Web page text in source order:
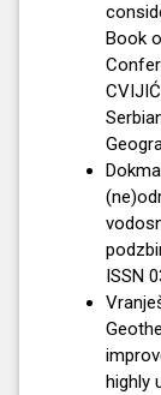
Book
ISSN
highly